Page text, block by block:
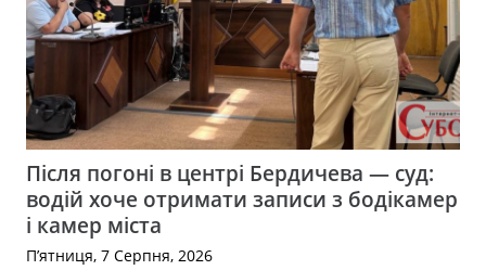
Після погоні в центрі Бердичева — суд:
водій хоче отримати записи з бодікамер
і камер міста
П’ятниця, 7 Серпня, 2026